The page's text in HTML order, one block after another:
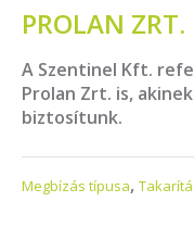
PROLAN ZRT.
A Szentinel Kft.
Prolan Zrt. is,
biztosítunk.
Megbízás típusa,